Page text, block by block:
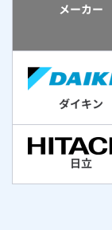
メーカー
ダイキン
日立